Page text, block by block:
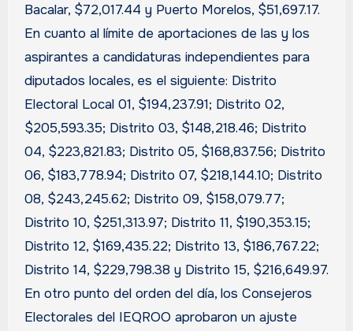
Bacalar, $72,017.44 y Puerto Morelos, $51,697.17.
En cuanto al límite de aportaciones de las y los
aspirantes a candidaturas independientes para
diputados locales, es el siguiente: Distrito
Electoral Local 01, $194,237.91; Distrito 02,
$205,593.35; Distrito 03, $148,218.46; Distrito
04, $223,821.83; Distrito 05, $168,837.56; Distrito
06, $183,778.94; Distrito 07, $218,144.10; Distrito
08, $243,245.62; Distrito 09, $158,079.77;
Distrito 10, $251,313.97; Distrito 11, $190,353.15;
Distrito 12, $169,435.22; Distrito 13, $186,767.22;
Distrito 14, $229,798.38 y Distrito 15, $216,649.97.
En otro punto del orden del día, los Consejeros
Electorales del IEQROO aprobaron un ajuste